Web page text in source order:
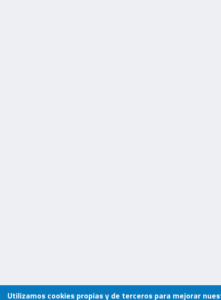
Utilizamos cookies propias y de terceros para mejorar